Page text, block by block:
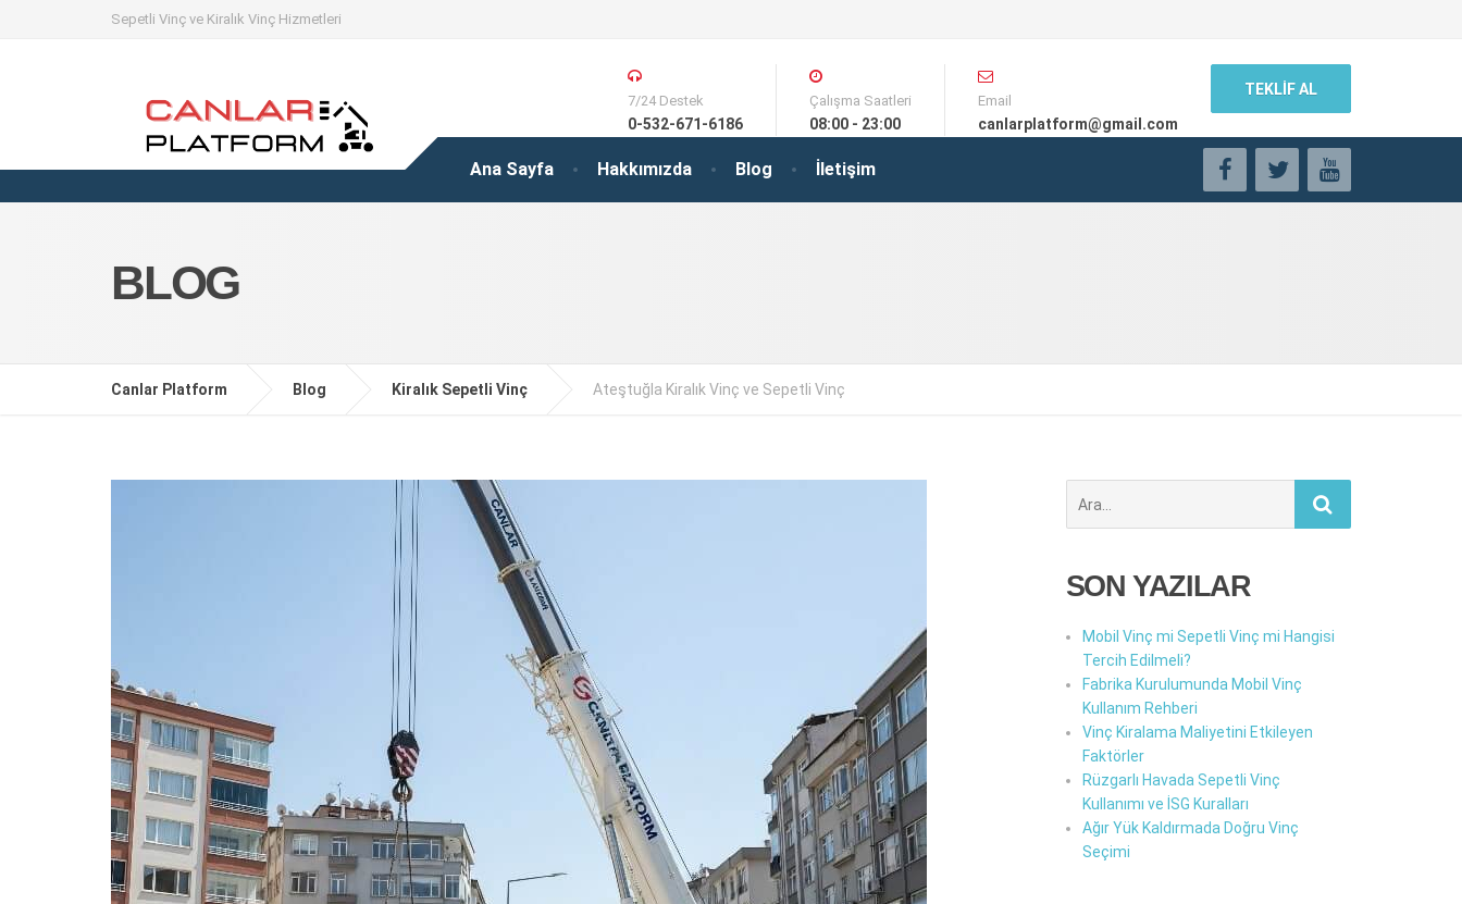
Sepetli Vinç ve Kiralık Vinç Hizmetleri
Ana Sayfa Hakkımızda Blog İletişim
7/24 Destek
0-532-671-6186
Çalışma Saatleri
08:00 - 23:00
Email
canlarplatform@gmail.com
TEKLİF AL
BLOG
Canlar Platform Blog Kiralık Sepetli Vinç Ateştuğla Kiralık Vinç ve Sepetli Vinç
ara:
SON YAZILAR
Mobil Vinç mi Sepetli Vinç mi Hangisi
Tercih Edilmeli?
Fabrika Kurulumunda Mobil Vinç
Kullanım Rehberi
Vinç Kiralama Maliyetini Etkileyen
Faktörler
Rüzgarlı Havada Sepetli Vinç
Kullanımı ve İSG Kuralları
Ağır Yük Kaldırmada Doğru Vinç
Seçimi